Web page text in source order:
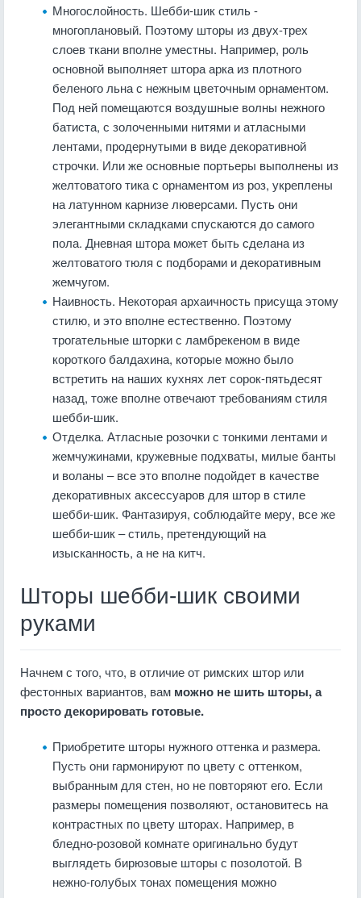
Многослойность. Шебби-шик стиль -
многоплановый. Поэтому шторы из двух-трех
слоев ткани вполне уместны. Например, роль
основной выполняет штора арка из плотного
беленого льна с нежным цветочным орнаментом.
Под ней помещаются воздушные волны нежного
батиста, с золоченными нитями и атласными
лентами, продернутыми в виде декоративной
строчки. Или же основные портьеры выполнены из
желтоватого тика с орнаментом из роз, укреплены
на латунном карнизе люверсами. Пусть они
элегантными складками спускаются до самого
пола. Дневная штора может быть сделана из
желтоватого тюля с подборами и декоративным
жемчугом.
Наивность. Некоторая архаичность присуща этому
стилю, и это вполне естественно. Поэтому
трогательные шторки с ламбрекеном в виде
короткого балдахина, которые можно было
встретить на наших кухнях лет сорок-пятьдесят
назад, тоже вполне отвечают требованиям стиля
шебби-шик.
Отделка. Атласные розочки с тонкими лентами и
жемчужинами, кружевные подхваты, милые банты
и воланы – все это вполне подойдет в качестве
декоративных аксессуаров для штор в стиле
шебби-шик. Фантазируя, соблюдайте меру, все же
шебби-шик – стиль, претендующий на
изысканность, а не на китч.
Шторы шебби-шик своими
руками
Начнем с того, что, в отличие от римских штор или
фестонных вариантов, вам можно не шить шторы, а
просто декорировать готовые.
Приобретите шторы нужного оттенка и размера.
Пусть они гармонируют по цвету с оттенком,
выбранным для стен, но не повторяют его. Если
размеры помещения позволяют, остановитесь на
контрастных по цвету шторах. Например, в
бледно-розовой комнате оригинально будут
выглядеть бирюзовые шторы с позолотой. В
нежно-голубых тонах помещения можно